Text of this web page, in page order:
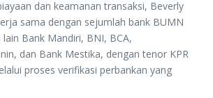
dan keamanan transaksi, Beverly
sama ‎dengan sejumlah bank BUMN
Bank Mandiri, BNI, BCA,
dan Bank Mestika, dengan tenor KPR
proses ‎verifikasi perbankan yang